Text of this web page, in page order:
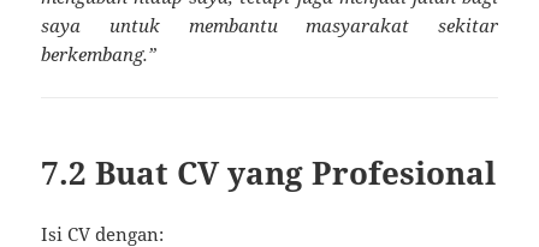
saya untuk membantu masyarakat sekitar
berkembang.”
7.2 Buat CV yang Profesional
Isi CV dengan: